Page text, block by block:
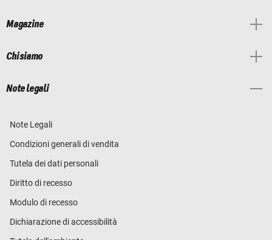
Magazine
Chi siamo
Note legali
Note Legali
Condizioni generali di vendita
Tutela dei dati personali
Diritto di recesso
Modulo di recesso
Dichiarazione di accessibilità